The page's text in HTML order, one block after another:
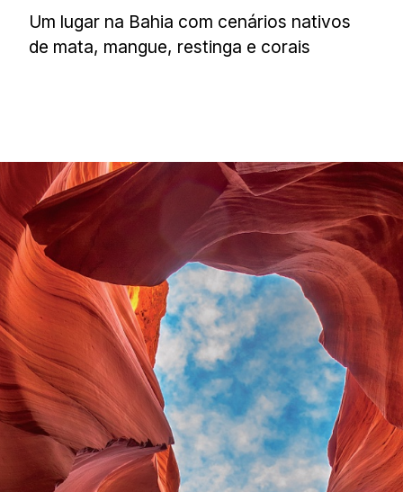
Um lugar na Bahia com cenários nativos
de mata, mangue, restinga e corais